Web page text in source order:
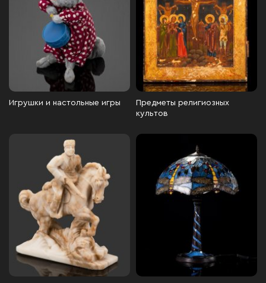
Игрушки и настольные игры
Предметы религиозных
культов